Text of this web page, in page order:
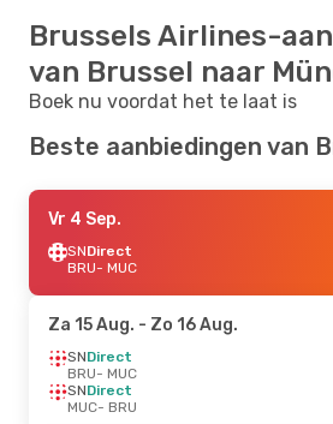
Brussels Airlines-
van Brussel naar
Boek nu voordat het te laat is
Beste aanbiedingen van
Vr 4 Sep.
SNDirect
BRU- MUC
Za 15 Aug. - Zo 16 Aug.
SNDirect
BRU- MUC
SNDirect
MUC- BRU